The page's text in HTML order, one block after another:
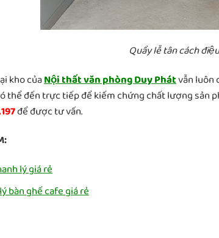
Quầy lễ tân cách
kho củaNội thất văn phòng Duy Phátvẫn luôn
thể đến trực tiếp để kiếm chứng chất lượng sản
để được tư vấn.
lý giá rẻ
bàn ghế cafe giá rẻ